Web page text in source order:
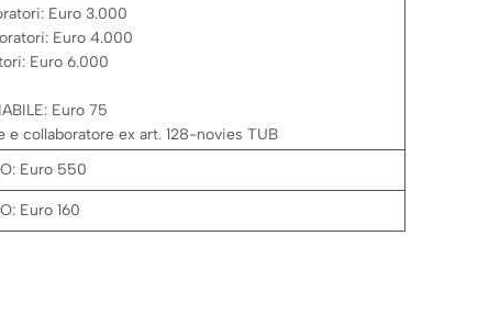
Euro 3.000
Euro 4.000
Euro 6.000
Euro 75
e collaboratore ex art. 128-novies TUB
Euro 550
Euro 160